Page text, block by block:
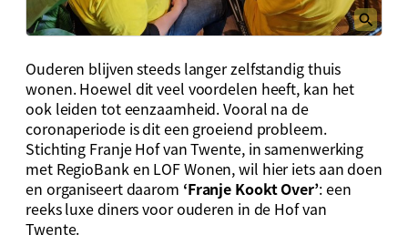
Ouderen blijven steeds langer zelfstandig thuis
wonen. Hoewel dit veel voordelen heeft, kan het
ook leiden tot eenzaamheid. Vooral na de
coronaperiode is dit een groeiend probleem.
Stichting Franje Hof van Twente, in samenwerking
met RegioBank en LOF Wonen, wil hier iets aan doen
en organiseert daarom ‘Franje Kookt Over’: een
reeks luxe diners voor ouderen in de Hof van
Twente.